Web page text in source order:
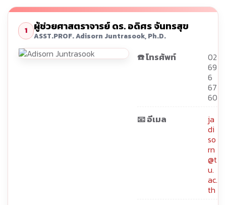
1 ผู้ช่วยศาสตราจารย์ ดร. อดิศร จันทรสุข
ASST.PROF. Adisorn Juntrasook, Ph.D.
☎️ โทรศัพท์
02
69
6
67
60
📧 อีเมล
ja
di
so
rn
@t
u.
ac.
th